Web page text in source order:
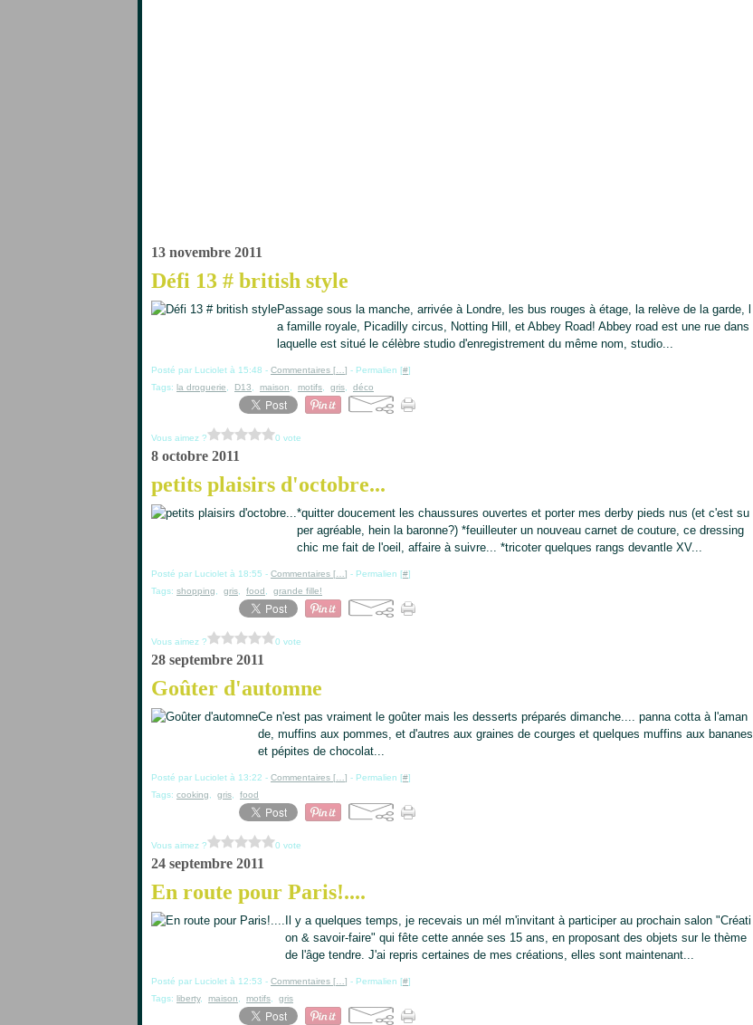
13 novembre 2011
Défi 13 # british style
Passage sous la manche, arrivée à Londre, les bus rouges à étage, la relève de la garde, l
a famille royale, Picadilly circus, Notting Hill, et Abbey Road! Abbey road est une rue dans
laquelle est situé le célèbre studio d'enregistrement du même nom, studio...
Posté par Luciolet à 15:48 - Commentaires [ ] - Permalien [#]
Tags: la droguerie D13 maison motifs gris déco
Vous aimez ? 0 vote
8 octobre 2011
petits plaisirs d'octobre...
*quitter doucement les chaussures ouvertes et porter mes derby pieds nus (et c'est su
per agréable, hein la baronne?) *feuilleuter un nouveau carnet de couture, ce dressing
chic me fait de l'oeil, affaire à suivre... *tricoter quelques rangs devantle XV...
Posté par Luciolet à 18:55 - Commentaires [ ] - Permalien [#]
Tags: shopping gris food grande fille!
Vous aimez ? 0 vote
28 septembre 2011
Goûter d'automne
Ce n'est pas vraiment le goûter mais les desserts préparés dimanche.... panna cotta à l'aman
de, muffins aux pommes, et d'autres aux graines de courges et quelques muffins aux bananes
et pépites de chocolat...
Posté par Luciolet à 13:22 - Commentaires [ ] - Permalien [#]
Tags: cooking gris food
Vous aimez ? 0 vote
24 septembre 2011
En route pour Paris!....
Il y a quelques temps, je recevais un mél m'invitant à participer au prochain salon "Créati
on & savoir-faire" qui fête cette année ses 15 ans, en proposant des objets sur le thème
de l'âge tendre. J'ai repris certaines de mes créations, elles sont maintenant...
Posté par Luciolet à 12:53 - Commentaires [ ] - Permalien [#]
Tags: liberty, maison motifs gris